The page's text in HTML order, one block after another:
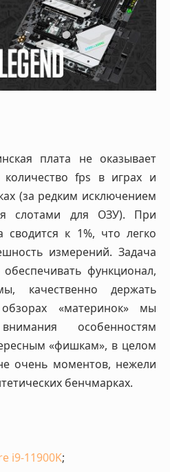
плата не оказывает
количество fps в играх и
(за редким исключением
слотами для ОЗУ). При
сводится к 1%, что легко
измерений. Задача
функционал,
качественно держать
«материнок» мы
особенностям
«фишкам», в целом
очень моментов, нежели
бенчмарках.
i9-11900K;